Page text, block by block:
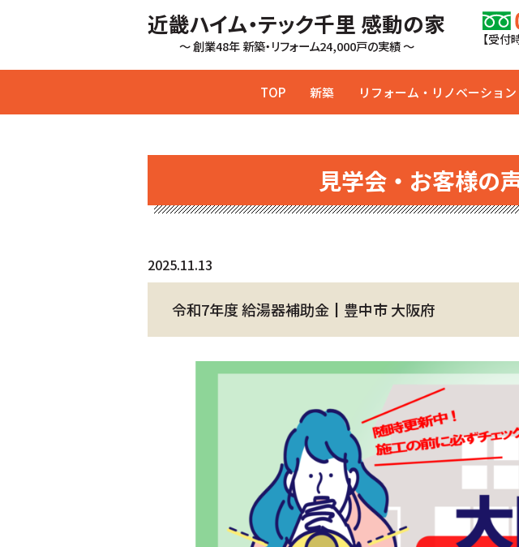
近畿ハイム・テック千里 感動の家
～ 創業48年 新築・リフォーム24,000戸の実績 ～ 【受付
TOP 新築 リフォーム・リノベーション
見学会・お客様の
2025.11.13
令和7年度 給湯器補助金┃豊中市 大阪府